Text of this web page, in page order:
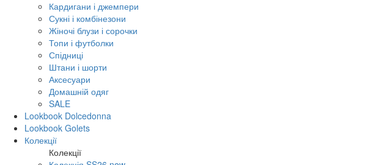
Кардигани і джемпери
Сукні і комбінезони
Жіночі блузи і сорочки
Топи і футболки
Спідниці
Штани і шорти
Аксесуари
Домашній одяг
SALE
Lookbook Dolcedonna
Lookbook Golets
Колекції
Колекції